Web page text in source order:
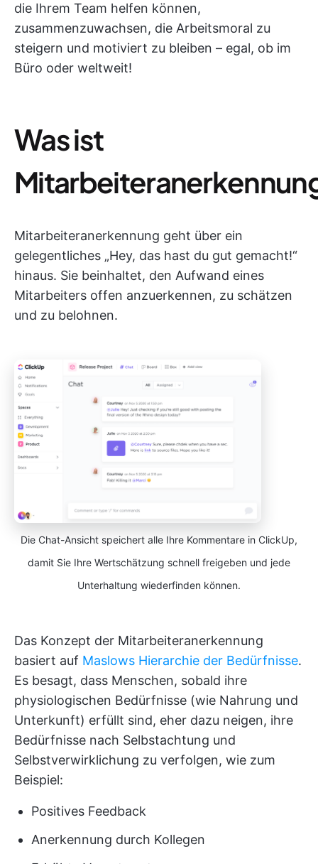
die Ihrem Team helfen können,
zusammenzuwachsen, die Arbeitsmoral zu
steigern und motiviert zu bleiben – egal, ob im
Büro oder weltweit!
Was ist
Mitarbeiteranerkennung geht über ein
gelegentliches „Hey, das hast du gut gemacht!“
hinaus. Sie beinhaltet, den Aufwand eines
Mitarbeiters offen anzuerkennen, zu schätzen
und zu belohnen.
Die Chat-Ansicht speichert alle Ihre Kommentare in ClickUp,
damit Sie Ihre Wertschätzung schnell freigeben und jede
Unterhaltung wiederfinden können.
Das Konzept der Mitarbeiteranerkennung
basiert auf Maslows Hierarchie der Bedürfnisse.
Es besagt, dass Menschen, sobald ihre
physiologischen Bedürfnisse (wie Nahrung und
Unterkunft) erfüllt sind, eher dazu neigen, ihre
Bedürfnisse nach Selbstachtung und
Selbstverwirklichung zu verfolgen, wie zum
Beispiel:
Positives Feedback
Anerkennung durch Kollegen